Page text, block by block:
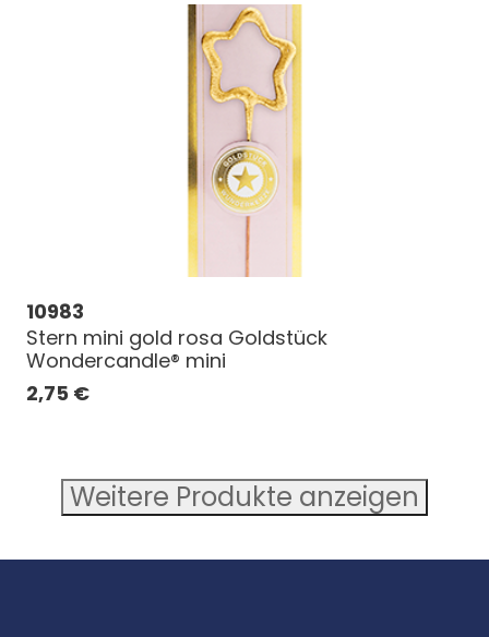
10983
Stern mini gold rosa Goldstück
Wondercandle® mini
2,75 €
Weitere Produkte anzeigen